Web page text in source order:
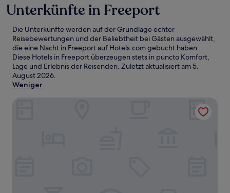
Unterkünfte in Freeport
Die Unterkünfte werden auf der Grundlage echter
Reisebewertungen und der Beliebtheit bei Gästen ausgewählt,
die eine Nacht in Freeport auf Hotels.com gebucht haben.
Diese Hotels in Freeport überzeugen stets in puncto Komfort,
Lage und Erlebnis der Reisenden. Zuletzt aktualisiert am5.
August 2026.
Weniger